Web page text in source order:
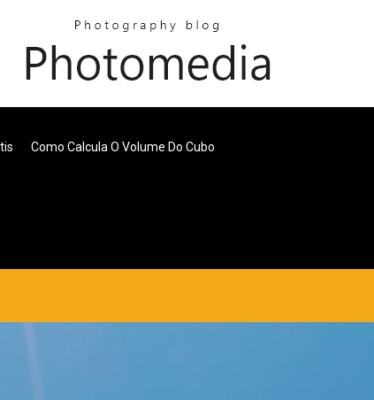
Como Calcula O Volume Do Cubo